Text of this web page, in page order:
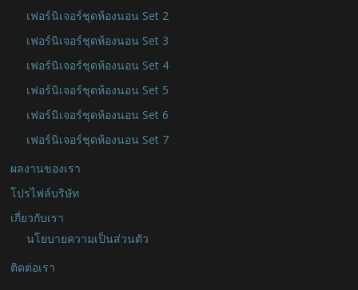
เฟอร์นิเจอร์ชุดห้องนอน Set 2
เฟอร์นิเจอร์ชุดห้องนอน Set 3
เฟอร์นิเจอร์ชุดห้องนอน Set 4
เฟอร์นิเจอร์ชุดห้องนอน Set 5
เฟอร์นิเจอร์ชุดห้องนอน Set 6
เฟอร์นิเจอร์ชุดห้องนอน Set 7
ผลงานของเรา
โปรไฟล์บริษัท
เกี่ยวกับเรา
นโยบายความเป็นส่วนตัว
ติดต่อเรา